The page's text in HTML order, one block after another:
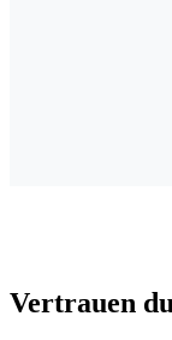
Vertrauen